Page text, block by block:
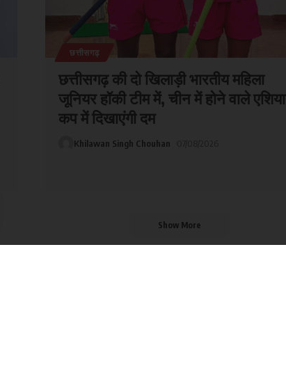
छत्तीसगढ़
छत्तीसगढ़ की दो खिलाड़ी भारतीय महिला
जूनियर हॉकी टीम में, चीन में होने वाले एशिया
कप में दिखाएंगी दम
Khilawan Singh Chouhan
Show More